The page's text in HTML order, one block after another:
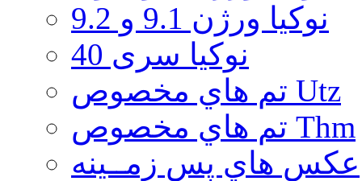
نوكيا ورژن 9.1 و 9.2
نوکیا سری 40
تم هاي مخصوص Utz
تم هاي مخصوص Thm
عكس هاي پس زمــينه